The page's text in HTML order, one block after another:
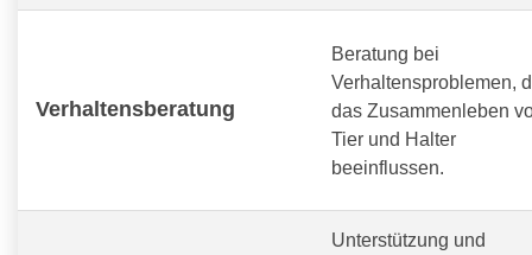
Verhaltensberatung
Beratung bei
Verhaltensproblemen,
das Zusammenleben
Tier und Halter
beeinflussen.
Unterstützung und